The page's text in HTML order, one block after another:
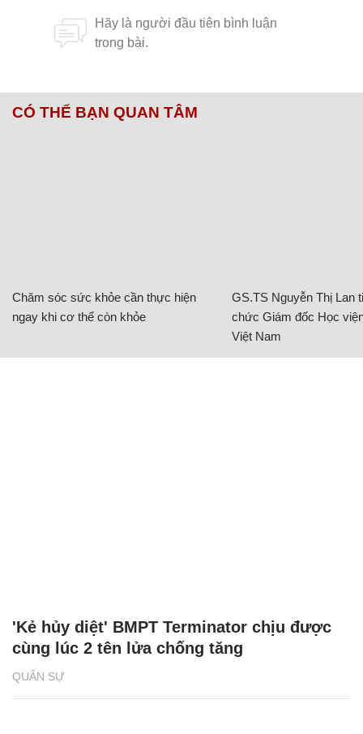
CÓ THỂ BẠN QUAN TÂM
Chăm sóc sức khỏe cần thực hiện
ngay khi cơ thể còn khỏe
GS.TS Nguyễn Thị Lan
chức Giám đốc Học
Việt Nam
QUÂN SỰ
'Kẻ hủy diệt' BMPT Terminator chịu được
cùng lúc 2 tên lửa chống tăng